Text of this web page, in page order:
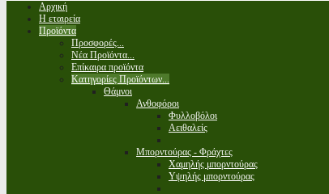
Αρχική
Η εταιρεία
Προϊόντα
Προσφορές...
Νέα Προϊόντα...
Επίκαιρα προϊόντα
Κατηγορίες Προϊόντων...
Θάμνοι
Ανθοφόροι
Φυλλοβόλοι
Αειθαλείς
Μπορντούρας - Φράχτες
Χαμηλής μπορντούρας
Υψηλής μπορντούρας